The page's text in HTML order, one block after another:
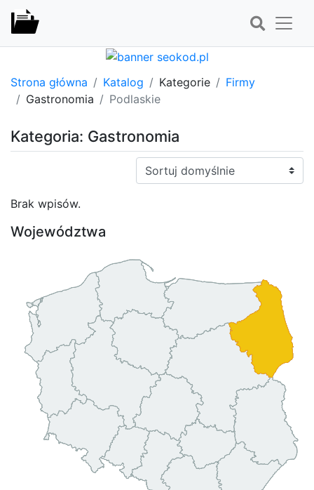
Strona główna Katalog Kategorie
Firmy
Gastronomia
Podlaskie
Kategoria: Gastronomia
Sortuj:
Brak wpisów.
Województwa